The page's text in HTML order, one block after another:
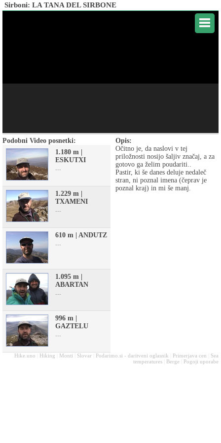
Sirboni: LA TANA DEL SIRBONE
Podobni Video posnetki:
1.180 m |
ESKUTXI
...
1.229 m |
TXAMENI
...
610 m | ANDUTZ
...
1.095 m |
ABARTAN
...
996 m |
GAZTELU
...
Opis:
Očitno je, da naslovi v tej
priložnosti nosijo šaljiv značaj, a za
gotovo ga želim poudariti..
Pastir, ki še danes deluje nedaleč
stran, ni poznal imena (čeprav je
poznal kraj) in mi še manj.
Hike.uno Hiking Monti Slovar Podarimo.si - daritveni oglasnik Primerjava cen
Sea
temperatures
Berge Pogoji uporabe